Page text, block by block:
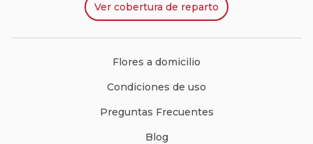
Ver cobertura de reparto
Flores a domicilio
Condiciones de uso
Preguntas Frecuentes
Blog